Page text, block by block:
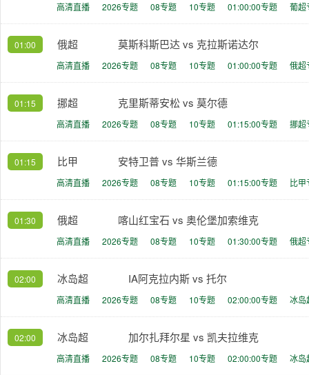
高清直播 2026专题 08专题 10专题 01:00:00专题 葡超
01:00 俄超 莫斯科斯巴达 vs 克拉斯诺达尔
高清直播 2026专题 08专题 10专题 01:00:00专题 俄超
01:15 挪超 克里斯蒂安松 vs 莫尔德
高清直播 2026专题 08专题 10专题 01:15:00专题 挪超
01:15 比甲 安特卫普 vs 华斯兰德
高清直播 2026专题 08专题 10专题 01:15:00专题 比甲
01:30 俄超 喀山红宝石 vs 奥伦堡加索维克
高清直播 2026专题 08专题 10专题 01:30:00专题 俄超
02:00 冰岛超 IA阿克拉内斯 vs 托尔
高清直播 2026专题 08专题 10专题 02:00:00专题 冰岛
02:00 冰岛超 加尔扎拜尔星 vs 凯夫拉维克
高清直播 2026专题 08专题 10专题 02:00:00专题 冰岛